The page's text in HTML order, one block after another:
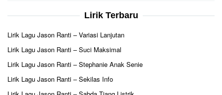
Lirik Terbaru
Lirik Lagu Jason Ranti – Variasi Lanjutan
Lirik Lagu Jason Ranti – Suci Maksimal
Lirik Lagu Jason Ranti – Stephanie Anak Senie
Lirik Lagu Jason Ranti – Sekilas Info